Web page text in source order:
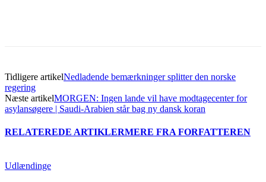
Tidligere artikelNedladende bemærkninger splitter den norske
regering
Næste artikelMORGEN: Ingen lande vil have modtagecenter for
asylansøgere | Saudi-Arabien står bag ny dansk koran
RELATEREDE ARTIKLERMERE FRA FORFATTEREN
Udlændinge